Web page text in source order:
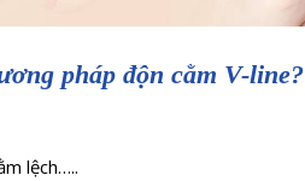
pháp độn cằm V-line?
lệch…..